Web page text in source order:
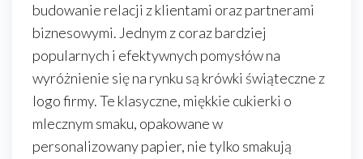
budowanie relacji z klientami oraz partnerami
biznesowymi. Jednym z coraz bardziej
popularnych i efektywnych pomysłów na
wyróżnienie się na rynku są krówki świąteczne z
logo firmy. Te klasyczne, miękkie cukierki o
mlecznym smaku, opakowane w
personalizowany papier, nie tylko smakują